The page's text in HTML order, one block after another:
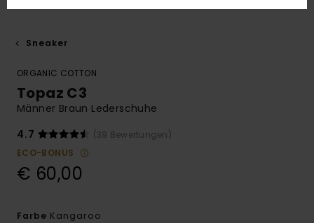
Sneaker
ORGANIC COTTON
Topaz C3
Männer Braun Lederschuhe
4.7
(39 Bewertungen)
ECO-BONUS
€ 60,00
Farbe Kangaroo